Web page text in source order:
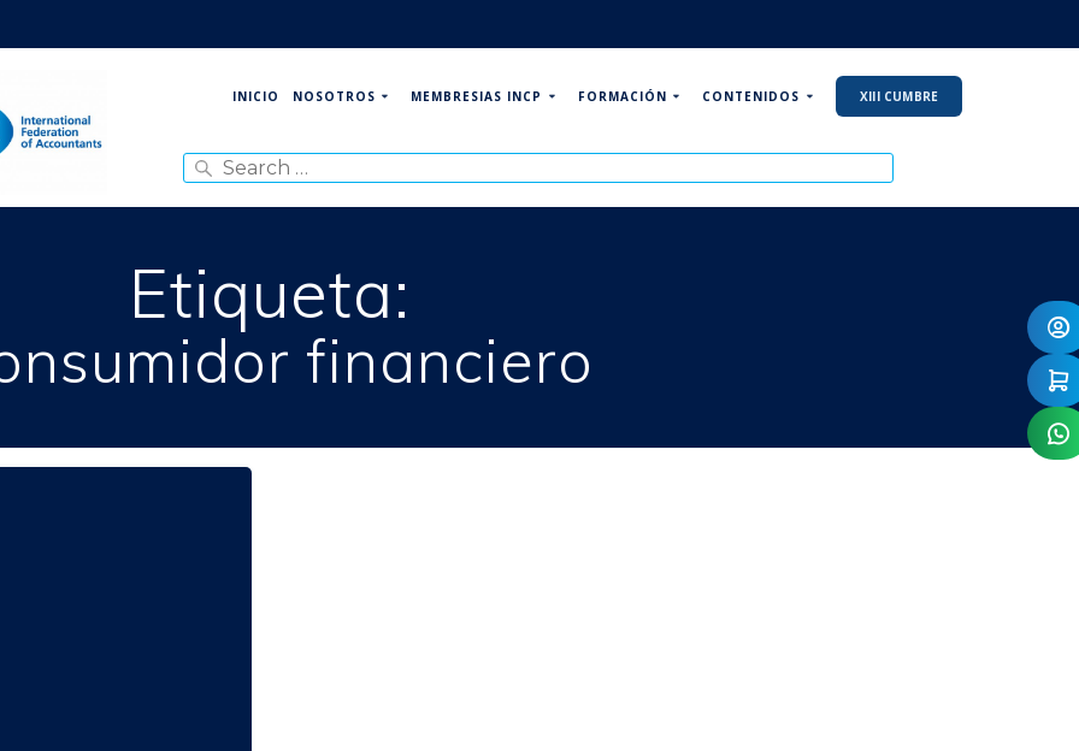
INICIO NOSOTROS MEMBRESIAS INCP FORMACIÓN CONTENIDOS XIII CUMBRE
for:
Etiqueta:
financiero